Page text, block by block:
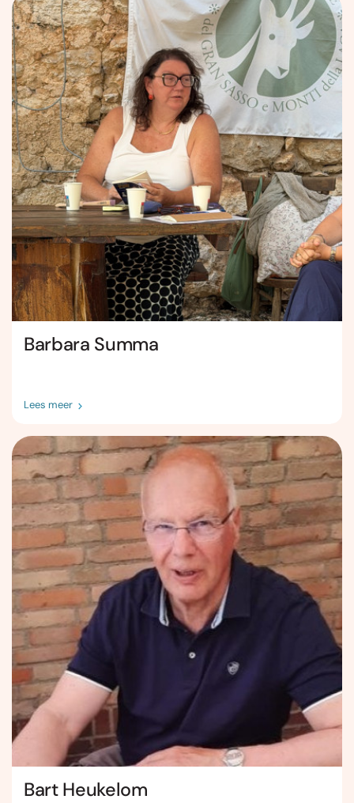
Barbara Summa
Lees meer
Bart Heukelom